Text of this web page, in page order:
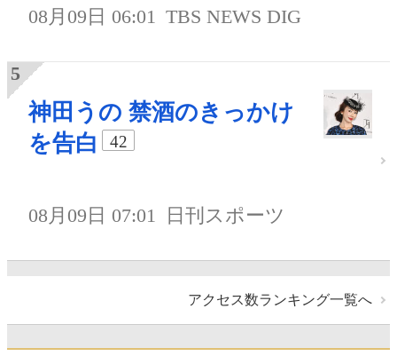
08月09日 06:01 TBS NEWS DIG
神田うの 禁酒のきっかけ
を告白
42
08月09日 07:01 日刊スポーツ
アクセス数ランキング一覧へ